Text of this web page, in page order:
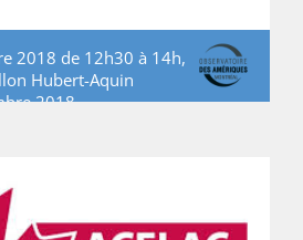
2018 de 12h30 à 14h,
Hubert-Aquin
2018